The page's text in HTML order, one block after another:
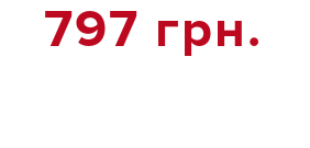
797 грн.